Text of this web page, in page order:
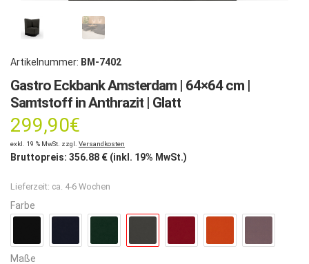
Artikelnummer: BM-7402
Gastro Eckbank Amsterdam | 64×64 cm |
Samtstoff in Anthrazit | Glatt
299,90€
exkl. 19 % MwSt. zzgl. Versandkosten
Bruttopreis: 356.88 € (inkl. 19% MwSt.)
Lieferzeit: ca. 4-6 Wochen
Farbe
Maße